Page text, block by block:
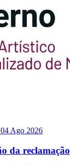
04 Ago 2026
da reclamação